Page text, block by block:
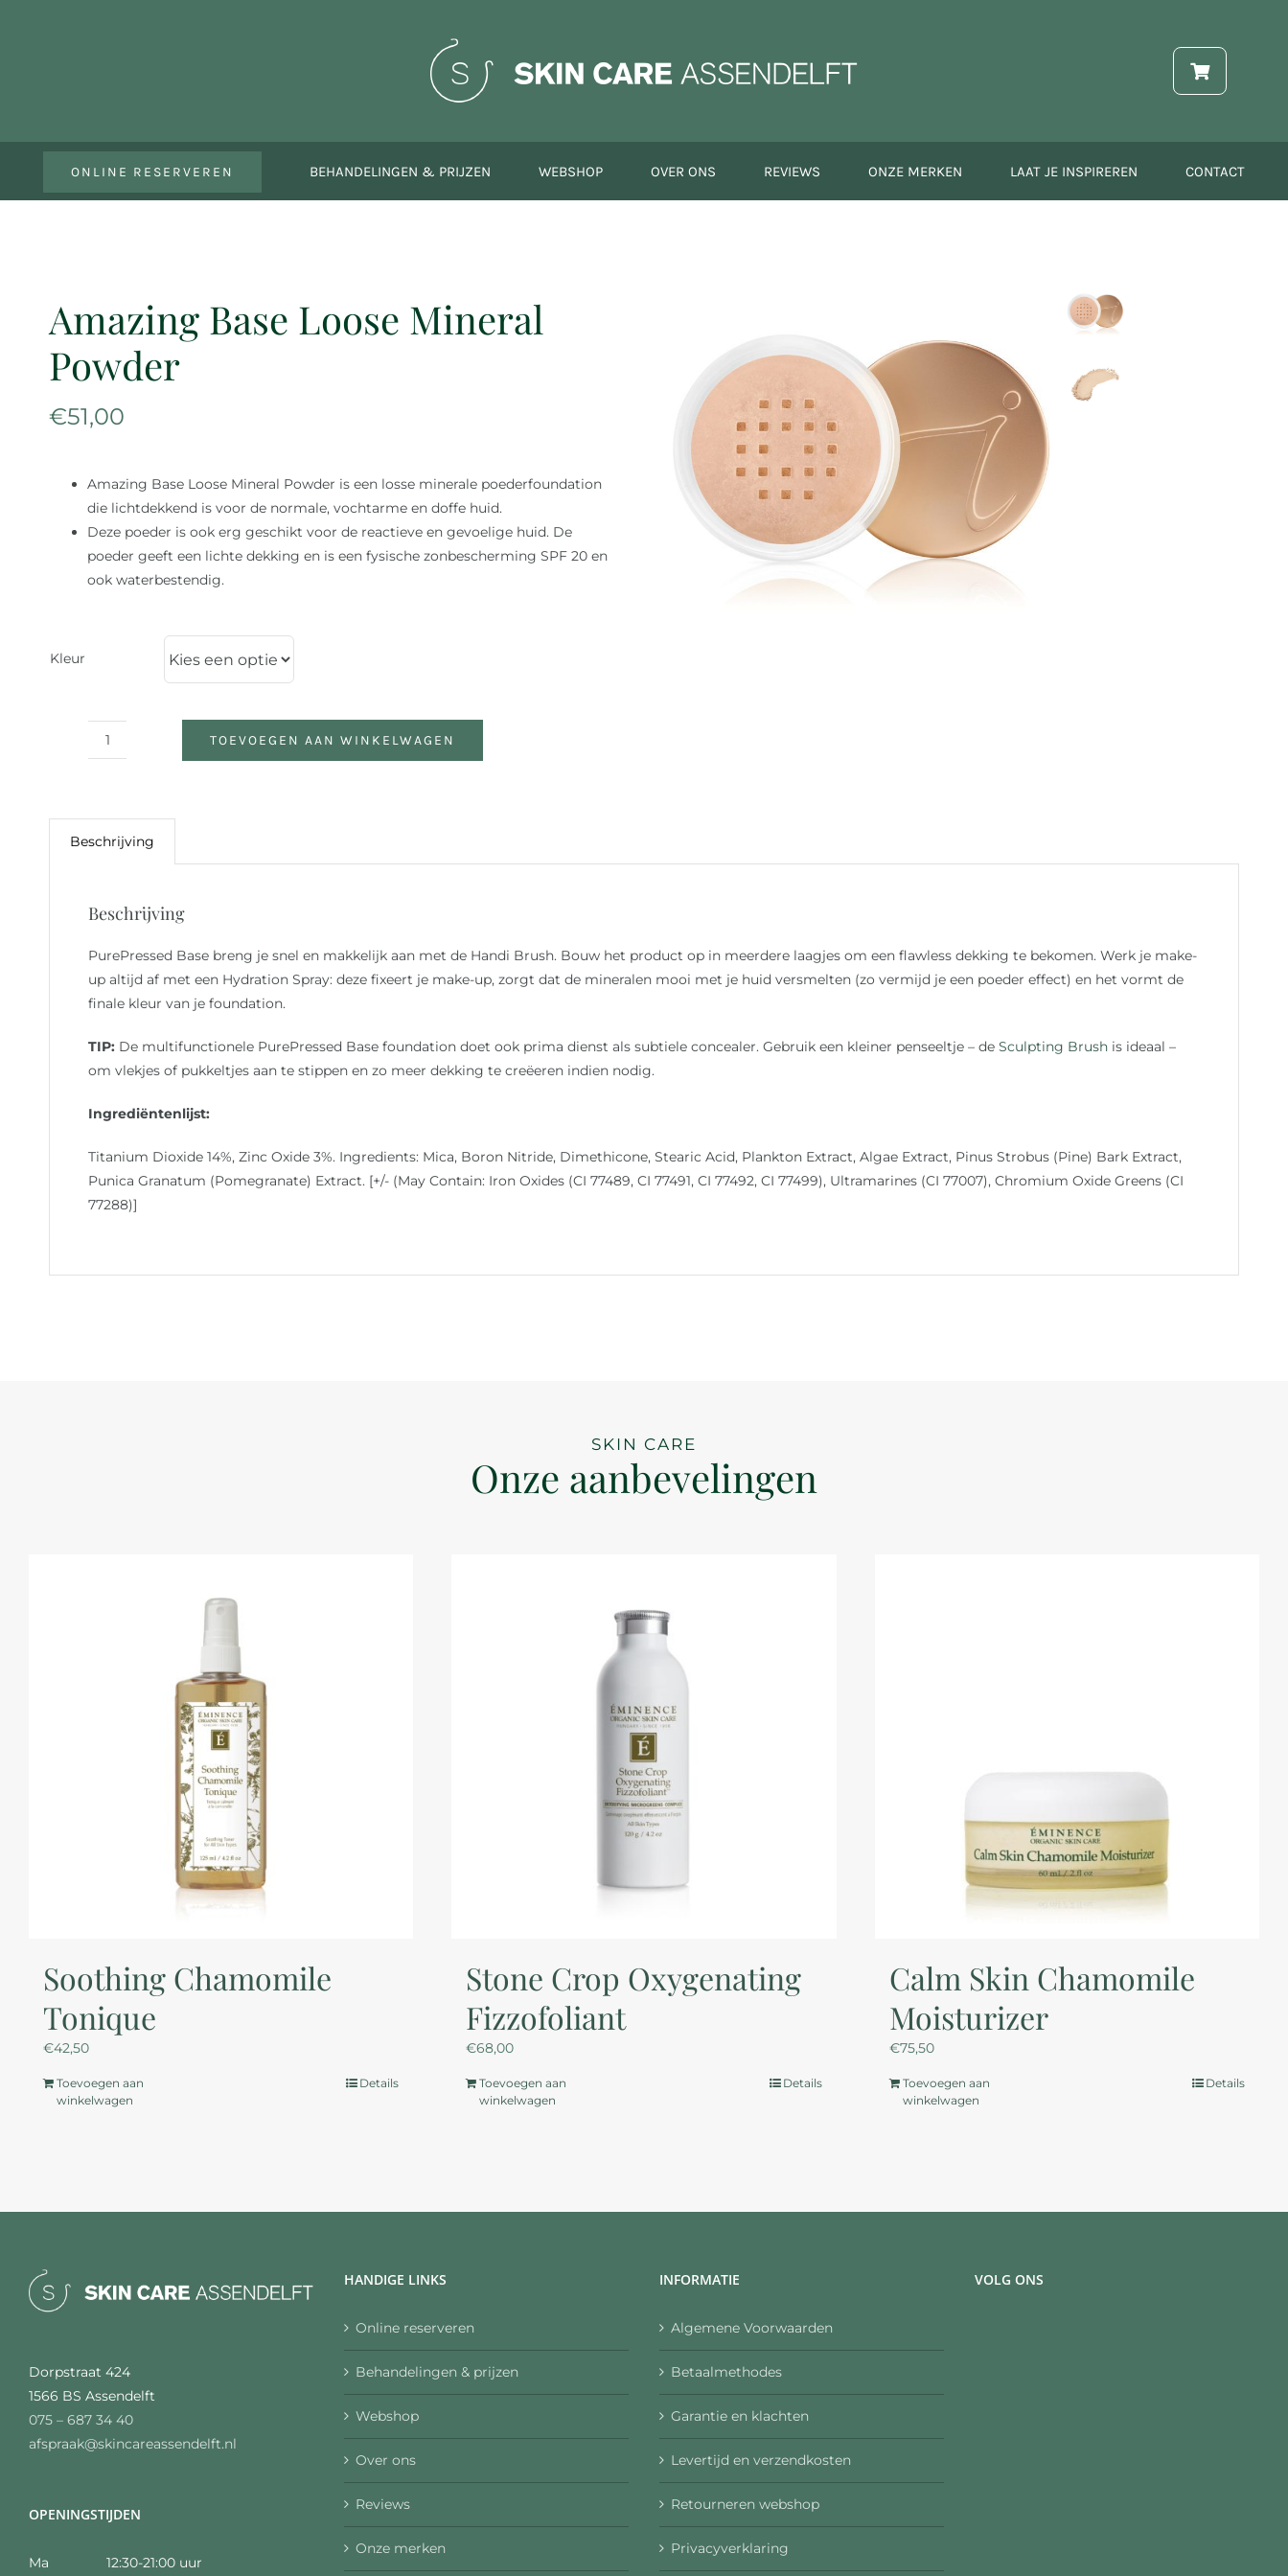
ONLINE RESERVEREN BEHANDELINGEN & PRIJZEN WEBSHOP OVER ONS REVIEWS ONZE MERKEN LAAT JE INSPIREREN CONTACT
Amazing Base Loose Mineral
Powder
€51,00
Amazing Base Loose Mineral Powder is een losse minerale poederfoundation
die lichtdekkend is voor de normale, vochtarme en doffe huid.
Deze poeder is ook erg geschikt voor de reactieve en gevoelige huid. De
poeder geeft een lichte dekking en is een fysische zonbescherming SPF 20 en
ook waterbestendig.
Kleur
Amazing
Mineral
Powder
TOEVOEGEN AAN WINKELWAGEN
Beschrijving
Beschrijving
PurePressed Base breng je snel en makkelijk aan met de Handi Brush. Bouw het product op in meerdere laagjes om een flawless dekking te bekomen. Werk je make-
up altijd af met een Hydration Spray: deze fixeert je make-up, zorgt dat de mineralen mooi met je huid versmelten (zo vermijd je een poeder effect) en het vormt de
finale kleur van je foundation.
TIP: De multifunctionele PurePressed Base foundation doet ook prima dienst als subtiele concealer. Gebruik een kleiner penseeltje – deSculpting Brush is ideaal –
om vlekjes of pukkeltjes aan te stippen en zo meer dekking te creëeren indien nodig.
Ingrediëntenlijst:
Titanium Dioxide 14%, Zinc Oxide 3%. Ingredients: Mica, Boron Nitride, Dimethicone, Stearic Acid, Plankton Extract, Algae Extract, Pinus Strobus (Pine) Bark Extract,
Punica Granatum (Pomegranate) Extract. [+/- (May Contain: Iron Oxides (CI 77489, CI 77491, CI 77492, CI 77499), Ultramarines (CI 77007), Chromium Oxide Greens (CI
77288)]
SKIN CARE
Onze aanbevelingen
Soothing Chamomile
Tonique
€42,50
Toevoegen aan
winkelwagen
Details
Stone Crop Oxygenating
Fizzofoliant
€68,00
Toevoegen aan
winkelwagen
Details
Calm Skin Chamomile
Moisturizer
€75,50
Toevoegen aan
winkelwagen
Details
Dorpstraat 424
1566 BS Assendelft
075 – 687 34 40
afspraak@skincareassendelft.nl
OPENINGSTIJDEN
Ma 12:30-21:00 uur
HANDIGE LINKS
Online reserveren
Behandelingen & prijzen
Webshop
Over ons
Reviews
Onze merken
INFORMATIE
Algemene Voorwaarden
Betaalmethodes
Garantie en klachten
Levertijd en verzendkosten
Retourneren webshop
Privacyverklaring
VOLG ONS